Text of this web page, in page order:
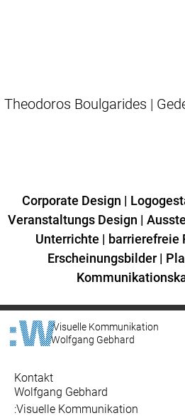
Theodoros Boulgarides |
Corporate Design |
Veranstaltungs Design |
Unterrichte | barrierefreie
Erscheinungsbilder |
:Visuelle Kommunikation
Wolfgang Gebhard
Kontakt
Wolfgang Gebhard
:Visuelle Kommunikation